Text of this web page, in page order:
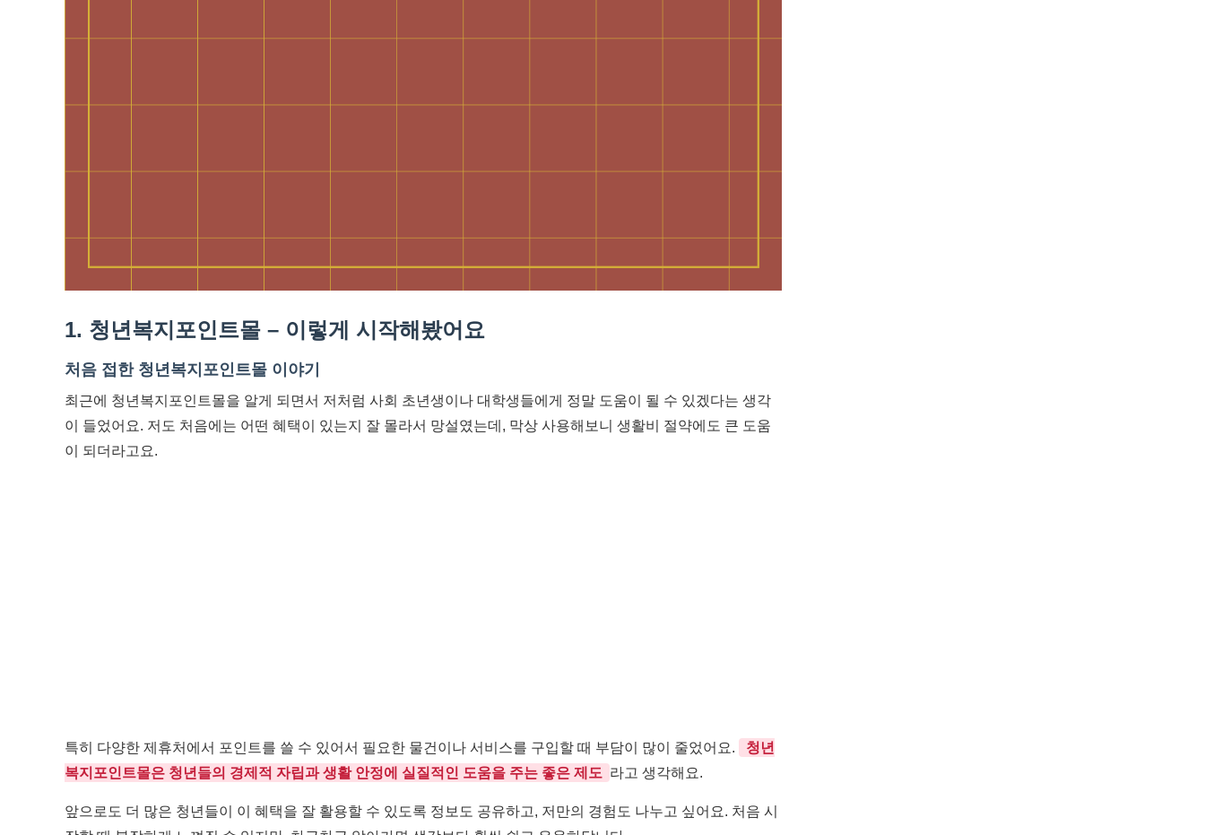
1. 청년복지포인트몰 – 이렇게 시작해봤어요
처음 접한 청년복지포인트몰 이야기
최근에 청년복지포인트몰을 알게 되면서 저처럼 사회 초년생이나 대학생들에게 정말 도움이 될 수 있겠다는 생각
이 들었어요. 저도 처음에는 어떤 혜택이 있는지 잘 몰라서 망설였는데, 막상 사용해보니 생활비 절약에도 큰 도움
이 되더라고요.
특히 다양한 제휴처에서 포인트를 쓸 수 있어서 필요한 물건이나 서비스를 구입할 때 부담이 많이 줄었어요.
청년
복지포인트몰은 청년들의 경제적 자립과 생활 안정에 실질적인 도움을 주는 좋은 제도 라고 생각해요.
앞으로도 더 많은 청년들이 이 혜택을 잘 활용할 수 있도록 정보도 공유하고, 저만의 경험도 나누고 싶어요. 처음 시